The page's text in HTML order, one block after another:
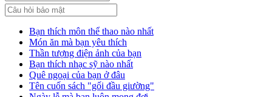
Bạn thích môn thể thao nào nhất
Món ăn mà bạn yêu thích
Thần tượng điện ảnh của bạn
Bạn thích nhạc sỹ nào nhất
Quê ngoại của bạn ở đâu
Tên cuốn sách "gối đầu giường"